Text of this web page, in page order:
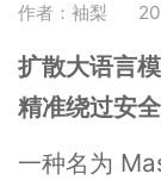
作者：袖梨
扩散大语言
精准绕过安
一种名为